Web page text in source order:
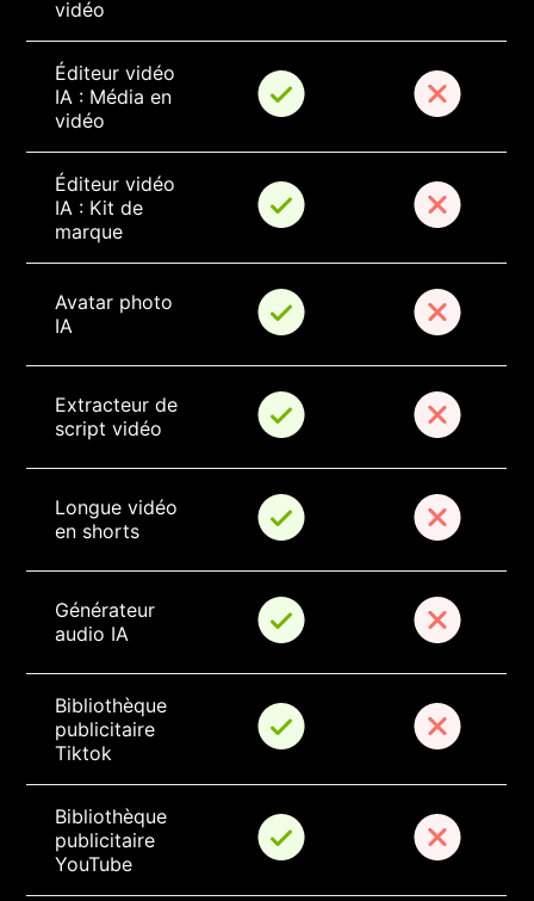
vidéo
Éditeur vidéo
IA : Média en
vidéo
Éditeur vidéo
IA : Kit de
marque
Avatar photo
IA
Extracteur de
script vidéo
Longue vidéo
en shorts
Générateur
audio IA
Bibliothèque
publicitaire
Tiktok
Bibliothèque
publicitaire
YouTube